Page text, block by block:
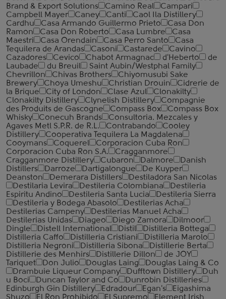
Brand & Export Solutions
Camino Real
Campari
Campbell Mayer
Caney Canti
Caol Ila Distillery
Cardhu
Casa Armando Guillermo Prieto
Casa Don
Ramon
Casa Don Roberto Casa Lumbre
Casa
Maestri
Casa Orendain Casa Perro Santo
Casa
Tequilera de Arandas
Casoni Castarede
Cavino
Cazadores
Cevico Chabot Armagnac d'Heberto
de
Laubade
du Breuil
Saint Aubin/Westphal Family
Chevrillon
Chivas Brothers
Chiyomusubi Sake
Brewery
Choya Umeshu Christian Drouin
Cidrerie de
la Brique
City of London Clase Azul
Clonakilty
Clonakilty Distillery
Clynelish Distillery
Compagnie
des Produits de Gascogne
Compass Box
Compass Box
Whisky
Conecuh Brands
Consultoria. Mezcales y
Agaves Metl S.P.R. de R.L.
Contrabando
Cooley
Distillery
Cooperativa Tequilera La Magdalena
Cooymans
Coquerel
Corporacion Cuba Ron
Corporacion Cuba Ron S.A.
Cragganmore
Cragganmore Distillery
Cubaron Dalmore
Danish
Distillers
Darroze Dartigalongue
De Kuyper
Deanston
Demerara Distillers
Destiladora San Nicolas
Destilaria Levira
Destileria Colombiana
Destileria
Espiritu Andino
Destileria Santa Lucia
Destileria Sierra
Destileria y Bodega Abasolo
Destilerias Acha
Destilerias Campeny
Destilerias Manuel Acha
Destilerias Unidas
Diageo Diego Zamora
Dilmoor
Dingle
Distell International Distil
Distilleria Bottega
Distilleria Caffo
Distilleria Cristiani
Distilleria Marolo
Distilleria Negroni
Distilleria Sibona
Distillerie Berta
Distillerie des Menhirs
Distillerie Dillon
de JOY
Tariquet
Don Julio Douglas Laing
Douglas Laing & Co
Drambuie Liqueur Company
Dufftown Distillery
Duh
u Boci
Duncan Taylor and Co
Dunrobin Distilleries
Edinburgh Gin Distillery
Edradour Egan's
Eigashima